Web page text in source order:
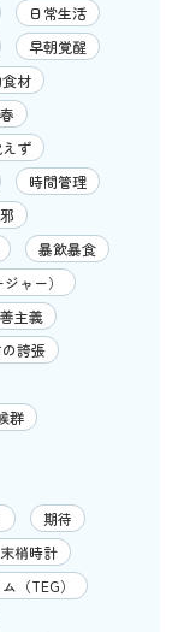
日常生活
早朝覚醒
材
春
ず
時間管理
暴飲暴食
ャー）
主義
誇張
群
期待
末梢時計
（TEG）